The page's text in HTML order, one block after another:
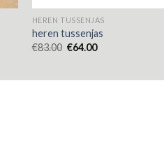
HEREN TUSSENJAS
heren tussenjas
€83.00 €64.00